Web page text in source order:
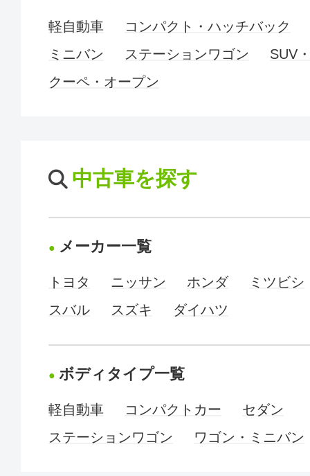
軽自動車
コンパクト・ハッチバック
ミニバン
ステーションワゴン
SUV
クーペ・オープン
中古車を探す
メーカー一覧
トヨタ ニッサン ホンダ
ミツビシ
スバル
スズキ ダイハツ
ボディタイプ一覧
軽自動車 コンパクトカー
セダン
ステーションワゴン
ワゴン・ミニバン